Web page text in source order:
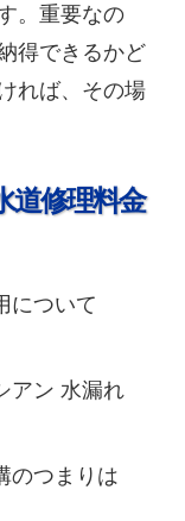
。重要なの
得できるかど
れば、その場
道修理料金
について
アン 水漏れ
のつまりは